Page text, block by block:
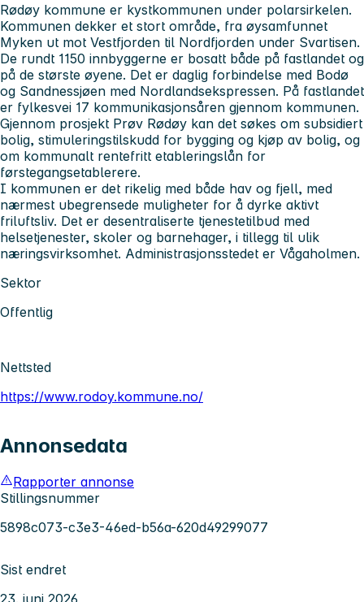
Rødøy kommune er kystkommunen under polarsirkelen.
Kommunen dekker et stort område, fra øysamfunnet
Myken ut mot Vestfjorden til Nordfjorden under Svartisen.
De rundt 1150 innbyggerne er bosatt både på fastlandet og
på de største øyene. Det er daglig forbindelse med Bodø
og Sandnessjøen med Nordlandsekspressen. På fastlandet
er fylkesvei 17 kommunikasjonsåren gjennom kommunen.
Gjennom prosjekt Prøv Rødøy kan det søkes om subsidiert
bolig, stimuleringstilskudd for bygging og kjøp av bolig, og
om kommunalt rentefritt etableringslån for
førstegangsetablerere.
I kommunen er det rikelig med både hav og fjell, med
nærmest ubegrensede muligheter for å dyrke aktivt
friluftsliv. Det er desentraliserte tjenestetilbud med
helsetjenester, skoler og barnehager, i tillegg til ulik
næringsvirksomhet. Administrasjonsstedet er Vågaholmen.
Sektor
Offentlig
Nettsted
https://www.rodoy.kommune.no/
Annonsedata
Rapporter annonse
Stillingsnummer
5898c073-c3e3-46ed-b56a-620d49299077
Sist endret
23. juni 2026